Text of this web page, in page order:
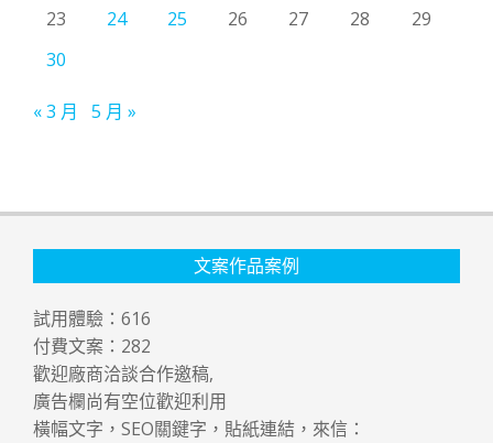
23
24 25 26 27 28
29
30
« 3 月 5 月 »
文案作品案例
試用體驗： 616
付費文案： 282
歡迎廠商洽談合作邀稿,
廣告欄尚有空位歡迎利用
橫幅文字，SEO關鍵字，貼紙連結，來信：